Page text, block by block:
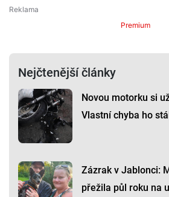
Premium
Nejčtenější články
Novou motorku si
Vlastní chyba ho
Zázrak v Jablonci:
přežila půl roku na